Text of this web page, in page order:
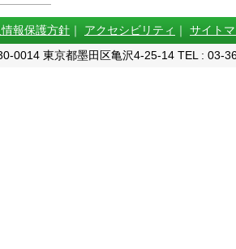
報保護方針 ｜ アクセシビリティ ｜ サイト
0014 東京都墨田区亀沢4-25-14 TEL : 03-